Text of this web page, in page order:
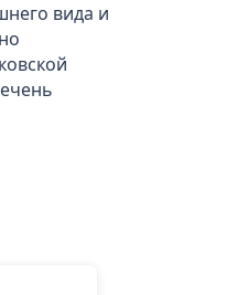
вида и